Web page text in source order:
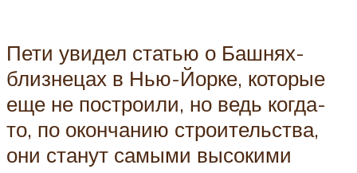
Пети увидел статью о Башнях-
близнецах в Нью-Йорке, которые
еще не построили, но ведь когда-
то, по окончанию строительства,
они станут самыми высокими